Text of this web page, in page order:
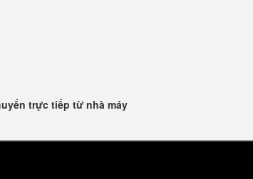
trực tiếp từ nhà máy